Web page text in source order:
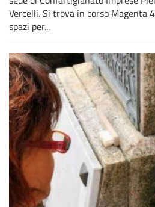
Vercelli. Si trova in corso Magenta
spazi per...